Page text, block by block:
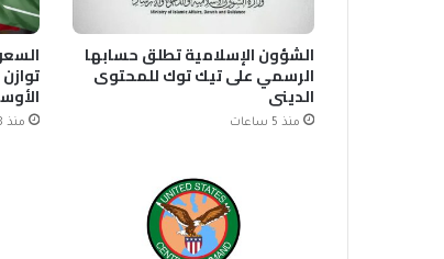
الشؤون الإسلامية تطلق حسابها
الرسمي على تيك توك للمحتوى
الديني
منذ 5 ساعات منذ 8 ساعات